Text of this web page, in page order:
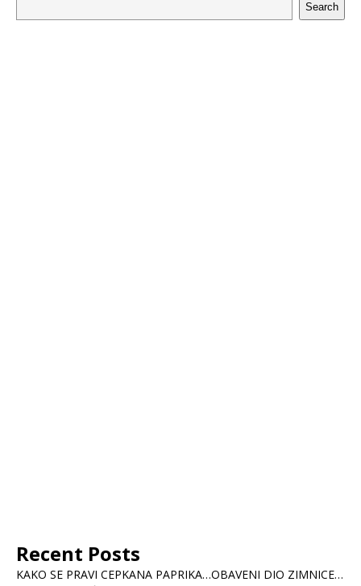
Search
Recent Posts
KAKO SE PRAVI CEPKANA PAPRIKA…OBAVENI DIO ZIMNICE…